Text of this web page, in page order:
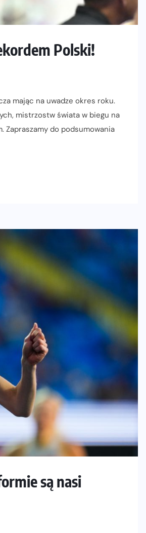
Polski!
mając na uwadze okres roku.
mistrzostw świata w biegu na
Zapraszamy do podsumowania
są nasi